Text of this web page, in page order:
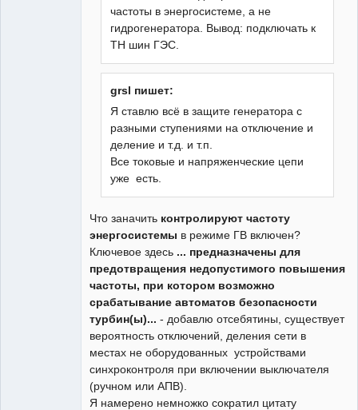
частоты в энергосистеме, а не
гидрогенератора. Вывод: подключать к
ТН шин ГЭС.
grsl пишет:
Я ставлю всё в защите генератора с
разными ступениями на отключение и
деление и т.д. и т.п.
Все токовые и напряженческие цепи
уже есть.
Что заначить контролируют частоту
энергосистемы в режиме ГВ включен?
Ключевое здесь ... предназначены для
предотвращения недопустимого повышения
частоты, при котором возможно
срабатывание автоматов безопасности
турбин(ы)... - добавлю отсебятины, существует
вероятность отключений, деления сети в
местах не оборудованных устройствами
синхроконтроля при включении выключателя
(ручном или АПВ).
Я намерено немножко сократил цитату